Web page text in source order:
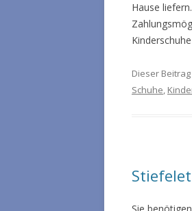
Hause
Dieser
Schuhe,